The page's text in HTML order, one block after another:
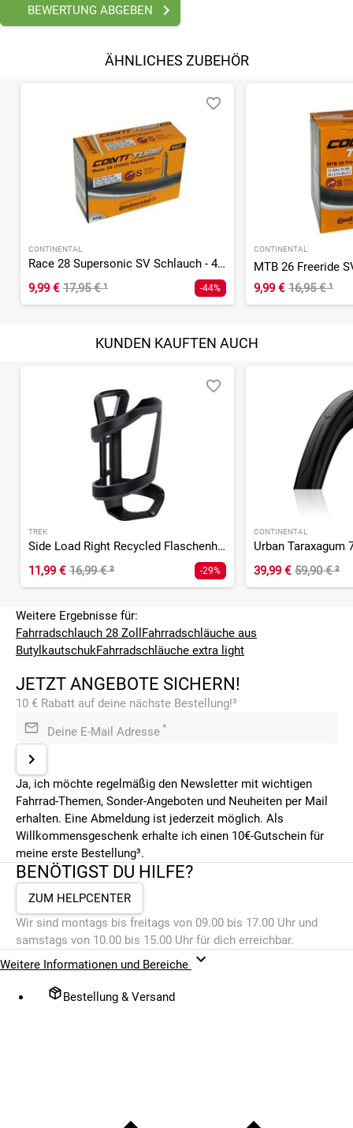
BEWERTUNG ABGEBEN
ÄHNLICHES ZUBEHÖR
CONTINENTAL
Race 28 Supersonic SV Schlauch - 42 mm
9,99 € 17,95 €¹ -44%
CONTINENTAL
9,99 € 16,95 €¹
KUNDEN KAUFTEN AUCH
TREK
Side Load Right Recycled Flaschenhalter
11,99 € 16,99 €² -29%
CONTINENTAL
39,99 € 59,90 €²
Weitere Ergebnisse für:
Fahrradschlauch 28 Zoll Fahrradschläuche aus
ButylkautschukFahrradschläuche extra light
JETZT ANGEBOTE SICHERN!
10 € Rabatt auf deine nächste Bestellung!³
Deine E-Mail Adresse *
Ja, ich möchte regelmäßig den Newsletter mit wichtigen
Fahrrad-Themen, Sonder-Angeboten und Neuheiten per Mail
erhalten. Eine Abmeldung ist jederzeit möglich. Als
Willkommensgeschenk erhalte ich einen 10€-Gutschein für
meine erste Bestellung³.
BENÖTIGST DU HILFE?
ZUM HELPCENTER
Wir sind montags bis freitags von 09.00 bis 17.00 Uhr und
samstags von 10.00 bis 15.00 Uhr für dich erreichbar.
Weitere Informationen und Bereiche
Bestellung & Versand